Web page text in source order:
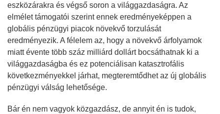
eszközárakra és végső soron a világgazdaságra. Az
elmélet támogatói szerint ennek eredményeképpen a
globális pénzügyi piacok növekvő torzulását
eredményezik. A félelem az, hogy a növekvő árfolyamok
miatt évente több száz milliárd dollárt bocsáthatnak ki a
világgazdaságba és ez potenciálisan katasztrofális
következményekkel járhat, megteremtődhet az új globális
pénzügyi válság lehetősége.
Bár én nem vagyok közgazdász, de annyit én is tudok,